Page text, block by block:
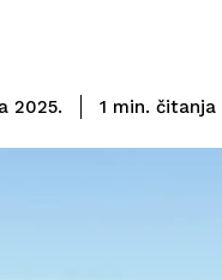
2025. 1 min. čitanja